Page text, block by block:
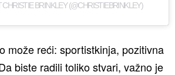
BRINKLEY (@CHRISTIEBRINKLEY)
može reći: sportistkinja, pozitivna
biste radili toliko stvari, važno je